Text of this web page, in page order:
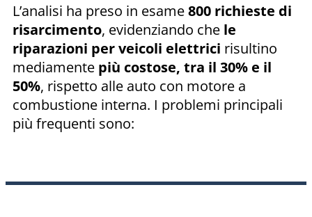
L’analisi ha preso in esame800 richieste di
risarcimento, evidenziando che le
riparazioni per veicoli elettrici risultino
mediamente più costose, tra il 30% e il
50%, rispetto alle auto con motore a
combustione interna. I problemi principali
più frequenti sono: